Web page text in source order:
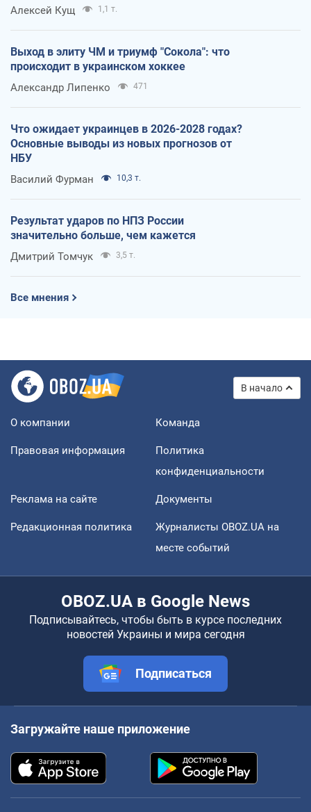
Алексей Кущ 1,1 т.
Выход в элиту ЧМ и триумф "Сокола": что
происходит в украинском хоккее
Александр Липенко 471
Что ожидает украинцев в 2026-2028 годах?
Основные выводы из новых прогнозов от
НБУ
Василий Фурман 10,3 т.
Результат ударов по НПЗ России
значительно больше, чем кажется
Дмитрий Томчук 3,5 т.
Все мнения
В начало
О компании Команда
Правовая информация
Политика
конфиденциальности
Реклама на сайте Документы
Редакционная политика
Журналисты OBOZ.UA на
месте событий
OBOZ.UA в Google News
Подписывайтесь, чтобы быть в курсе последних
новостей Украины и мира сегодня
Подписаться
Загружайте наше приложение